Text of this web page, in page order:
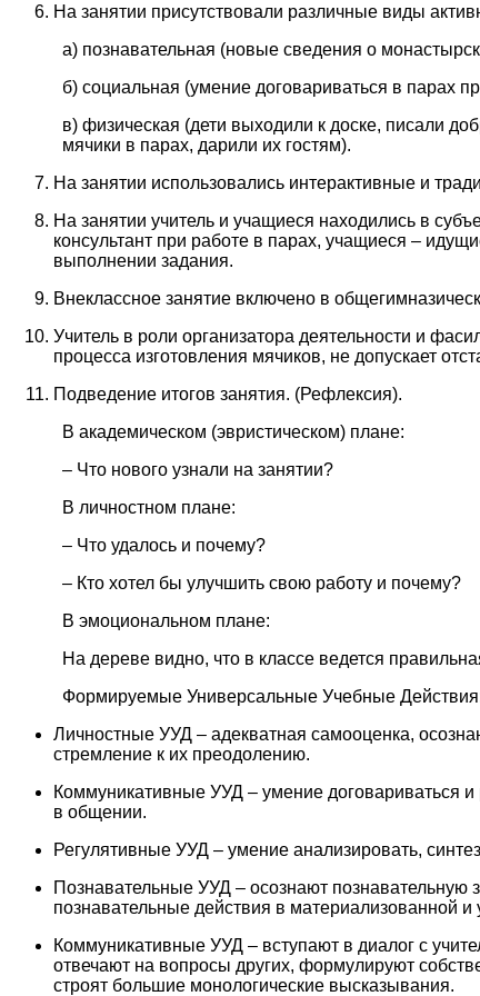
На занятии присутствовали различные виды
а) познавательная (новые сведения о
б) социальная (умение договариваться в парах
в) физическая (дети выходили к доске, писали
мячики в парах, дарили их гостям).
На занятии использовались интерактивные и
На занятии учитель и учащиеся находились в
консультант при работе в парах, учащиеся –
выполнении задания.
Внеклассное занятие включено в
Учитель в роли организатора деятельности и
процесса изготовления мячиков, не допускает
Подведение итогов занятия. (Рефлексия).
В академическом (эвристическом) плане:
– Что нового узнали на занятии?
В личностном плане:
– Что удалось и почему?
– Кто хотел бы улучшить свою работу и почему?
В эмоциональном плане:
На дереве видно, что в классе ведется
Формируемые Универсальные Учебные
Личностные УУД – адекватная самооценка,
стремление к их преодолению.
Коммуникативные УУД – умение договариваться и
в общении.
Регулятивные УУД – умение анализировать,
Познавательные УУД – осознают
познавательные действия в материализованной
Коммуникативные УУД – вступают в диалог с
отвечают на вопросы других, формулируют
строят большие монологические высказывания.